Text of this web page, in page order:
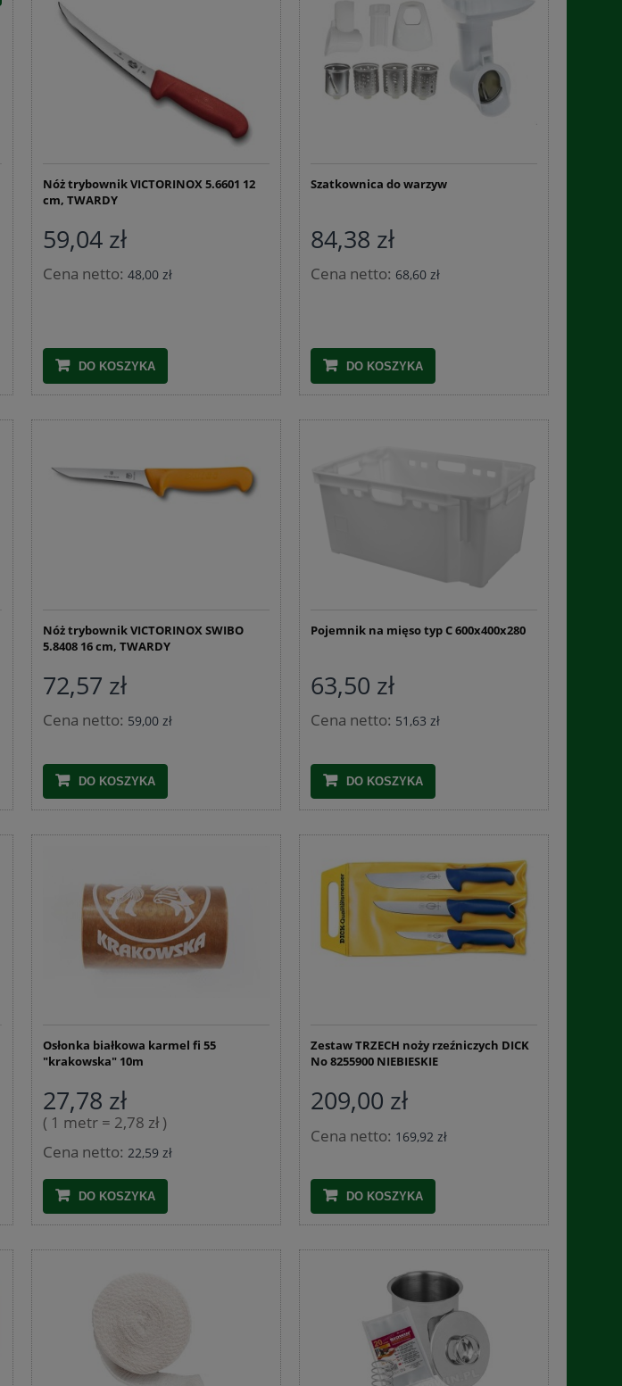
Pojemnik na mięso E2, EURO 2 wym. 600 x
Cena regularna:53,16 zł
Najniższa cena:
Skrzynka plastikowa na owoce i warzywa G-
46,32 zł
DO KOSZYKA
Siatka ozdobna
209,99 zł
Cena regularna:245,99 zł
Najniższa cena:245,99 zł
Czosnek granulowany 1 kg
31,34 zł
DO KOSZYKA
Nóż trybownik VICTORINOX 5.6601 12
cm, TWARDY
59,04 zł
Cena netto: 48,00 zł
DO KOSZYKA
Szatkownica do warzyw
84,38 zł
Cena netto: 68,60 zł
DO KOSZYKA
Nóż trybownik VICTORINOX SWIBO
5.8408 16 cm, TWARDY
72,57 zł
Cena netto: 59,00 zł
DO KOSZYKA
Pojemnik na mięso typ C 600x400x280
63,50 zł
Cena netto: 51,63 zł
DO KOSZYKA
Osłonka białkowa karmel fi 55
"krakowska" 10m
27,78 zł
( 1 metr = 2,78 zł )
Cena netto: 22,59 zł
DO KOSZYKA
Zestaw TRZECH noży rzeźniczych DICK
No 8255900 NIEBIESKIE
209,00 zł
Cena netto: 169,92 zł
DO KOSZYKA